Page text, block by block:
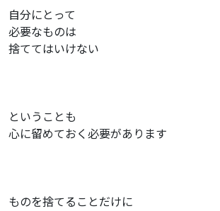
自分にとって
必要なものは
捨ててはいけない
ということも
心に留めておく必要があります
ものを捨てることだけに